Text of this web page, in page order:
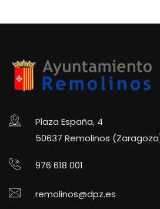
Plaza España, 4
50637 Remolinos
976 618 001
remolinos@dpz.es